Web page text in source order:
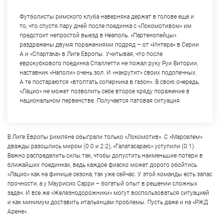
Футболисты римского клуба наверняка держат в голове еще и
то, что спустя пару дней после поединка с «Локомотивом» им
предстоит непростой выезд в Неаполь. «Партенопейцы»
раздражены двумя поражениями подряд – от «Интера» в Серии
А и «Спартака» в Лиге Европы. Учитывая, что после
еврокубкового поединка Спаллетти не пожал руку Руи Витории,
наставник «Наполи» очень зол. И «накрутит» своих подопечных.
А те постараются «втоптать соперника в газон». В свою очередь,
«Лацио» не может позволить себе второе кряду поражение в
национальном первенстве. Получается патовая ситуация.
В Лиге Европы римляне обыграли только «Локомотив». С «Марселем»
дважды разошлись миром (0:0 и 2:2), «Галатасараю» уступили (0:1).
Важно распределить силы так, чтобы допустить наименьшие потери в
ближайших поединках, ведь каждое фиаско может дорого обойтись
«Лацио» как на финише сезона, так уже сейчас. У этой команды есть запас
прочности, а у Маурисио Сарри – богатый опыт в решении сложных
задач. И все же «Железнодорожники» могут воспользоваться ситуацией
и как минимум доставить итальянцам проблемы. Пусть даже и на «РЖД
Арене».